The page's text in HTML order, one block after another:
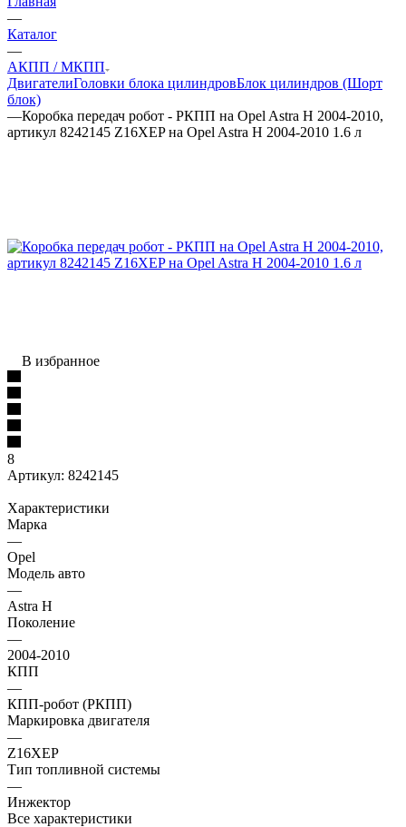
—
Каталог
—
АКПП / МКПП
ДвигателиГоловки блока цилиндровБлок цилиндров (Шорт
блок)
—Коробка передач робот - РКПП на Opel Astra H 2004-2010,
артикул 8242145 Z16XEP на Opel Astra H 2004-2010 1.6 л
В избранное
8
Артикул: 8242145
Характеристики
Марка
—
Opel
Модель авто
—
Astra H
Поколение
—
2004-2010
КПП
—
КПП-робот (РКПП)
Маркировка двигателя
—
Z16XEP
Тип топливной системы
—
Инжектор
Все характеристики